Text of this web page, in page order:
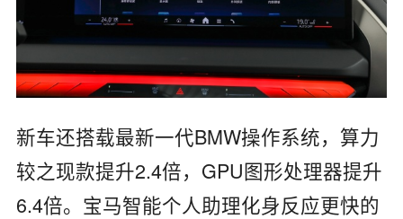
新车还搭载最新一代BMW操作系统，算力
较之现款提升2.4倍，GPU图形处理器提升
6.4倍。宝马智能个人助理化身反应更快的